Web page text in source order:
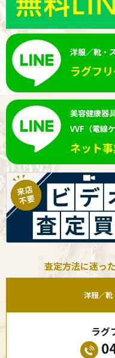
洋服／靴・
ラグフ
美容健康器
VVF（電線
ネット
査定方法に迷っ
洋服／靴
ラグ